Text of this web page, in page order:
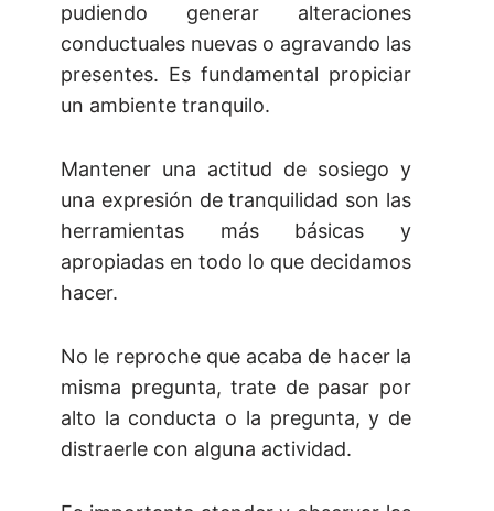
pudiendo generar alteraciones
conductuales nuevas o agravando las
presentes. Es fundamental propiciar
un ambiente tranquilo.
Mantener una actitud de sosiego y
una expresión de tranquilidad son las
herramientas más básicas y
apropiadas en todo lo que decidamos
hacer.
No le reproche que acaba de hacer la
misma pregunta, trate de pasar por
alto la conducta o la pregunta, y de
distraerle con alguna actividad.